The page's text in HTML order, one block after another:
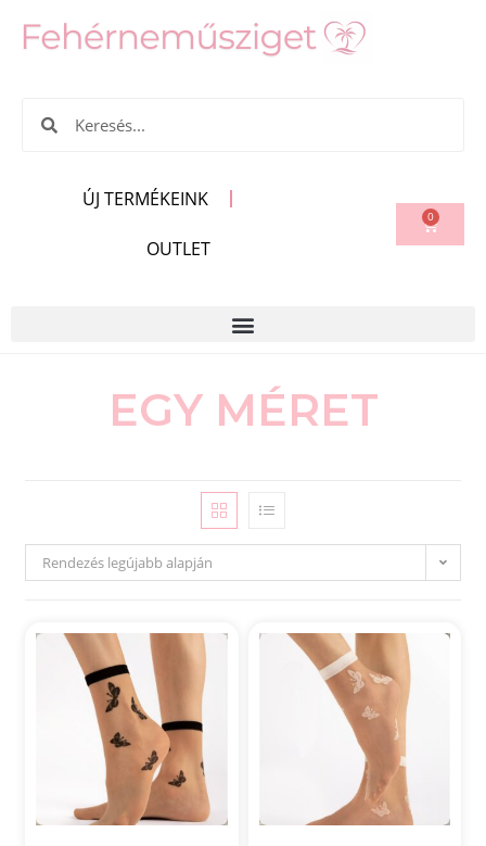
ÚJ TERMÉKEINK
OUTLET
0
EGY MÉRET
Rendezés legújabb alapján